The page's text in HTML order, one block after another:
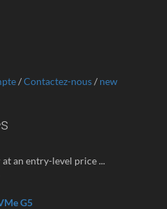
/Contactez-nous/ new
an entry-level price ...
G5